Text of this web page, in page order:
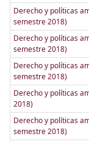
Derecho y políticas
semestre 2018)
Derecho y políticas
semestre 2018)
Derecho y políticas
semestre 2018)
Derecho y políticas
2018)
Derecho y políticas
semestre 2018)